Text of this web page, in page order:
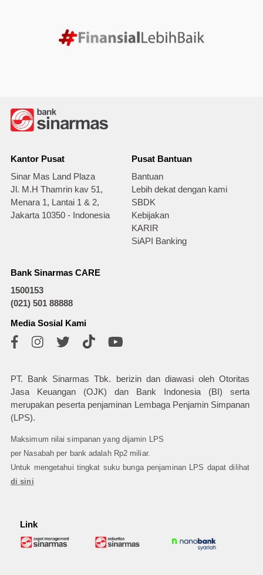
Kantor Pusat
Sinar Mas Land Plaza
Jl. M.H Thamrin kav 51,
Menara 1, Lantai 1 & 2,
Jakarta 10350 - Indonesia
Pusat Bantuan
Bantuan
Lebih dekat dengan kami
SBDK
Kebijakan
KARIR
SiAPI Banking
Bank Sinarmas CARE
1500153
(021) 501 88888
Media Sosial Kami
PT. Bank Sinarmas Tbk. berizin dan diawasi oleh Otoritas
Jasa Keuangan (OJK) dan Bank Indonesia (BI) serta
merupakan peserta penjaminan Lembaga Penjamin Simpanan
(LPS).
Maksimum nilai simpanan yang dijamin LPS
per Nasabah per bank adalah Rp2 miliar.
Untuk mengetahui tingkat suku bunga penjaminan LPS dapat dilihat
di sini
Link